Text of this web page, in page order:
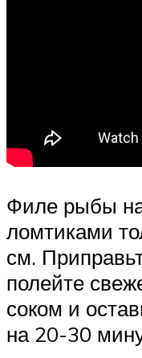
Филе рыбы
ломтиками
см.
полейте
соком и
на 20-30